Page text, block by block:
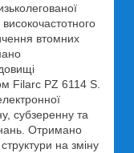
втомних
Filarc PZ 6114 S.
субзеренну та
Отримано
на зміну